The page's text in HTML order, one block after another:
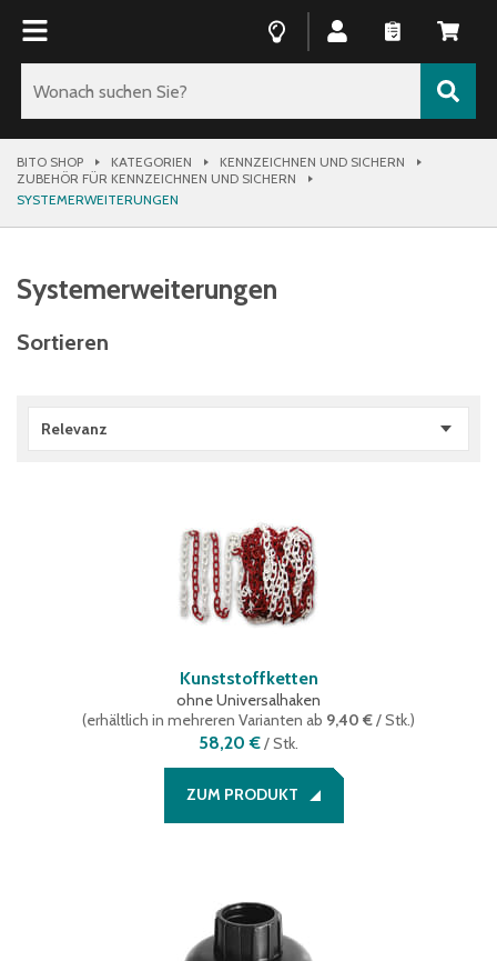
BITO SHOP KATEGORIEN
KENNZEICHNEN UND SICHERN
ZUBEHÖR FÜR KENNZEICHNEN UND SICHERN
SYSTEMERWEITERUNGEN
Systemerweiterungen
Sortieren
Relevanz
Kunststoffketten
ohne Universalhaken
(erhältlich in mehreren Varianten ab 9,40 €/ Stk.)
58,20 €/Stk.
ZUM PRODUKT